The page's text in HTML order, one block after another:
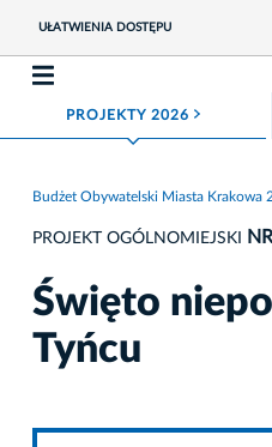
UŁATWIENIA DOSTĘPU
PROJEKTY 2026 ROZWIŃ MENU
Budżet Obywatelski Miasta Krakowa
PROJEKT OGÓLNOMIEJSKI
Święto
Tyńcu